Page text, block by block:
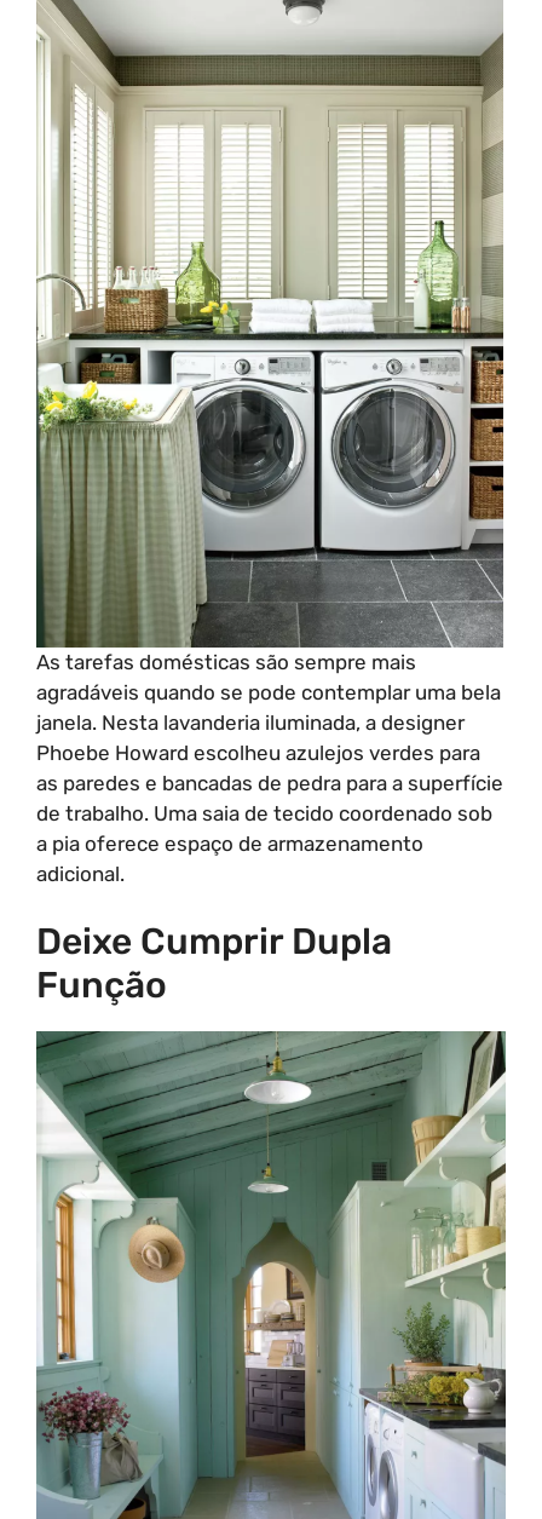
As tarefas domésticas são sempre mais
agradáveis quando se pode contemplar uma bela
janela. Nesta lavanderia iluminada, a designer
Phoebe Howard escolheu azulejos verdes para
as paredes e bancadas de pedra para a superfície
de trabalho. Uma saia de tecido coordenado sob
a pia oferece espaço de armazenamento
adicional.
Deixe Cumprir Dupla
Função